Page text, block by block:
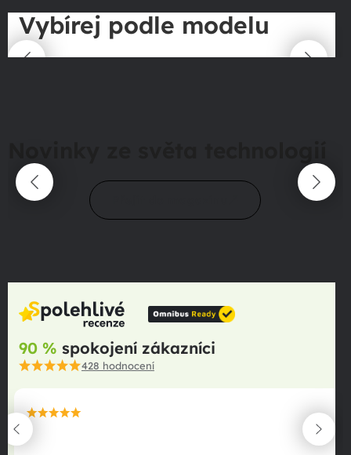
Vybírej podle modelu
90 % spokojení zákazníci
428 hodnocení
maximální spokojenost
22.06.2025